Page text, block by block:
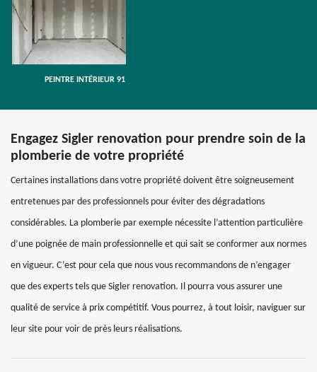
PEINTRE INTÉRIEUR 91
Engagez Sigler renovation pour prendre soin de la
plomberie de votre propriété
Certaines installations dans votre propriété doivent être soigneusement
entretenues par des professionnels pour éviter des dégradations
considérables. La plomberie par exemple nécessite l’attention particulière
d’une poignée de main professionnelle et qui sait se conformer aux normes
en vigueur. C’est pour cela que nous vous recommandons de n’engager
que des experts tels que Sigler renovation. Il pourra vous assurer une
qualité de service à prix compétitif. Vous pourrez, à tout loisir, naviguer sur
leur site pour voir de près leurs réalisations.